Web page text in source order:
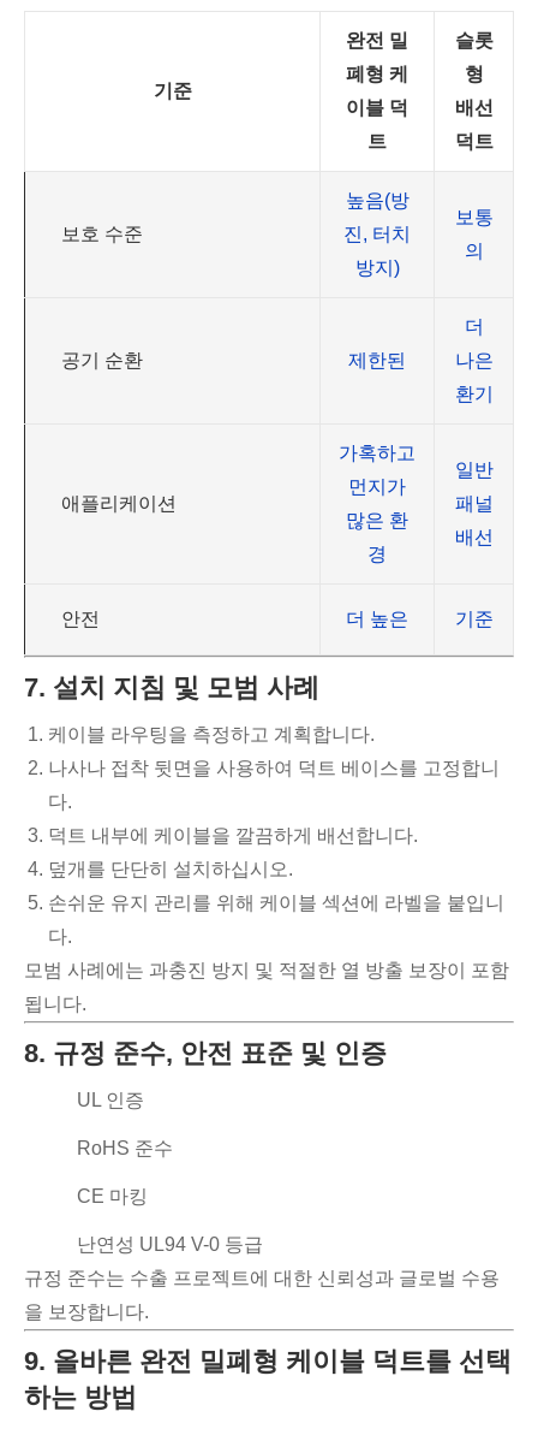
기준
완전 밀
폐형 케
이블 덕
트
슬롯
형
배선
덕트
보호 수준
높음(방
진, 터치
방지)
보통
의
공기 순환 제한된
더
나은
환기
애플리케이션
가혹하고
먼지가
많은 환
경
일반
패널
배선
안전 더 높은 기준
7. 설치 지침 및 모범 사례
케이블 라우팅을 측정하고 계획합니다.
나사나 접착 뒷면을 사용하여 덕트 베이스를 고정합니
다.
덕트 내부에 케이블을 깔끔하게 배선합니다.
덮개를 단단히 설치하십시오.
손쉬운 유지 관리를 위해 케이블 섹션에 라벨을 붙입니
다.
모범 사례에는 과충진 방지 및 적절한 열 방출 보장이 포함
됩니다.
8. 규정 준수, 안전 표준 및 인증
UL 인증
RoHS 준수
CE 마킹
난연성 UL94 V-0 등급
규정 준수는 수출 프로젝트에 대한 신뢰성과 글로벌 수용
을 보장합니다.
9. 올바른 완전 밀폐형 케이블 덕트를 선택
하는 방법